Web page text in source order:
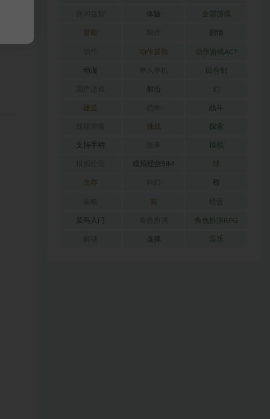
体验 全部游戏
冒险 剧情
动作冒险 动作游戏ACT
动漫 回合制
射击 幻
建造 战斗
挑战 探索
支持手柄 模拟
模拟经营SIM 球
生存 程
索 经营
菜鸟入门 角色扮演RPG
选择 音乐